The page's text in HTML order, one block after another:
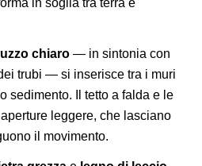
chiaro — in sintonia con
trubi — si inserisce tra i muri
sedimento. Il tetto a falda e le
leggere, che lasciano
il movimento.